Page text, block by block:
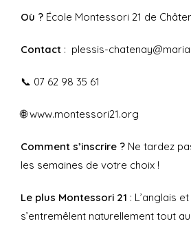
Où ? École Montessori 21 de
Contact : plessis-
📞 07 62 98 35 61
🌐 www.montessori21.org
Comment s’inscrire ? Ne tardez
les semaines de votre choix !
Le plus Montessori 21 : L’anglais
s’entremêlent naturellement tout